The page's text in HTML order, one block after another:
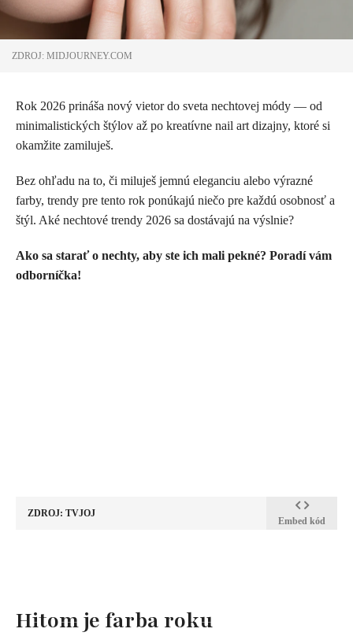
ZDROJ: MIDJOURNEY.COM
Rok 2026 prináša nový vietor do sveta nechtovej módy — od
minimalistických štýlov až po kreatívne nail art dizajny, ktoré si
okamžite zamiluješ.
Bez ohľadu na to, či miluješ jemnú eleganciu alebo výrazné
farby, trendy pre tento rok ponúkajú niečo pre každú osobnosť a
štýl. Aké nechtové trendy 2026 sa dostávajú na výslnie?
Ako sa starať o nechty, aby ste ich mali pekné? Poradí vám
odborníčka!
ZDROJ: TVJOJ
Embed kód
Hitom je farba roku